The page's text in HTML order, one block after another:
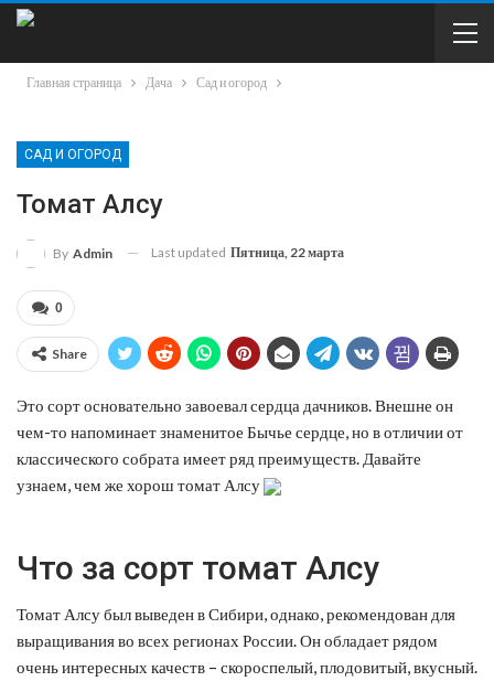
Главная страница Дача Сад и огород
САД И ОГОРОД
Томат Алсу
By Admin Last updated Пятница, 22 марта
0
Share
Это сорт основательно завоевал сердца дачников. Внешне он
чем-то напоминает знаменитое Бычье сердце, но в отличии от
классического собрата имеет ряд преимуществ. Давайте
узнаем, чем же хорош томат Алсу
Что за сорт томат Алсу
Томат Алсу был выведен в Сибири, однако, рекомендован для
выращивания во всех регионах России. Он обладает рядом
очень интересных качеств – скороспелый, плодовитый, вкусный.